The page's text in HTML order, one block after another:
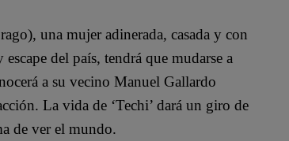
una mujer adinerada, casada y con
del país, tendrá que mudarse a
a su vecino Manuel Gallardo
La vida de ‘Techi’ dará un giro de
de ver el mundo.